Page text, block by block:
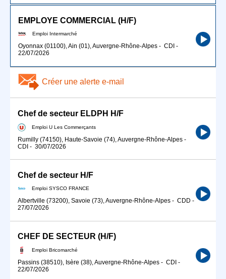
EMPLOYE COMMERCIAL (H/F)
Emploi Intermarché
Oyonnax (01100), Ain (01), Auvergne-Rhône-Alpes - CDI -
22/07/2026
Créer une alerte e-mail
Chef de secteur ELDPH H/F
Emploi U Les Commerçants
Rumilly (74150), Haute-Savoie (74), Auvergne-Rhône-Alpes -
CDI - 30/07/2026
Chef de secteur H/F
Emploi SYSCO FRANCE
Albertville (73200), Savoie (73), Auvergne-Rhône-Alpes - CDD -
27/07/2026
CHEF DE SECTEUR (H/F)
Emploi Bricomarché
Passins (38510), Isère (38), Auvergne-Rhône-Alpes - CDI -
22/07/2026